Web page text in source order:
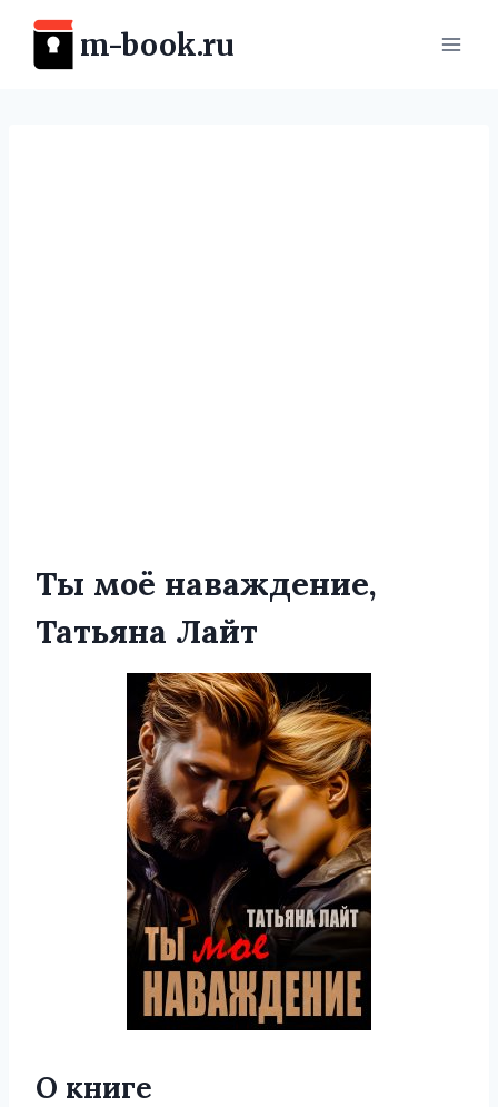
Перейти
содержимому
m-book.ru
Ты моё наваждение,
Татьяна Лайт
О книге